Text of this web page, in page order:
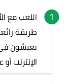
اللعب مع
طريقة
يعيشون
الإنترنت